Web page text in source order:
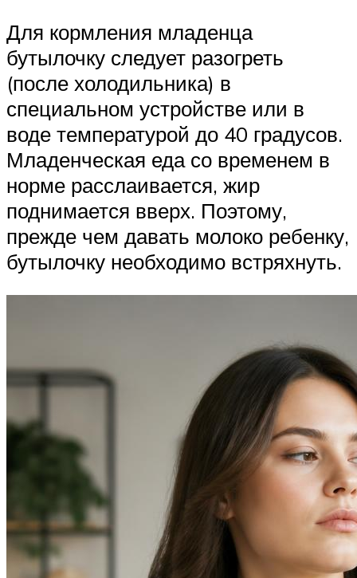
Для кормления младенца
бутылочку следует разогреть
(после холодильника) в
специальном устройстве или в
воде температурой до 40 градусов.
Младенческая еда со временем в
норме расслаивается, жир
поднимается вверх. Поэтому,
прежде чем давать молоко ребенку,
бутылочку необходимо встряхнуть.